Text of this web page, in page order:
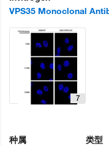
VPS35 Monoclonal
7
种属
类型